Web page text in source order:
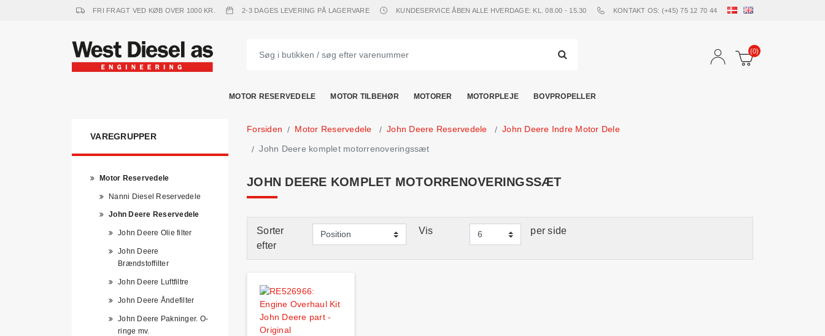
FRI FRAGT VED KØB OVER 1000 KR. 2-3 DAGES LEVERING PÅ LAGERVARE KUNDESERVICE ÅBEN ALLE HVERDAGE: KL. 08.00 - 15.30 KONTAKT OS: (+45) 75 12 70 44
(0)
MOTOR RESERVEDELE MOTOR TILBEHØR MOTORER MOTORPLEJE BOVPROPELLER
VAREGRUPPER
Motor Reservedele
Nanni Diesel Reservedele
John Deere Reservedele
John Deere Olie filter
John Deere
Brændstoffilter
John Deere Luftfiltre
John Deere Åndefilter
John Deere Pakninger. O-
ringe mv.
Forsiden Motor Reservedele John Deere Reservedele
John Deere Indre Motor Dele
John Deere komplet motorrenoveringssæt
JOHN DEERE KOMPLET MOTORRENOVERINGSSÆT
Sorter
efter
Vis per side